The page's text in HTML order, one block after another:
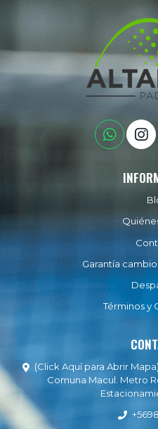
Garantía
Términos y
(Click Aquí para Abrir
Comuna Macul. Metro